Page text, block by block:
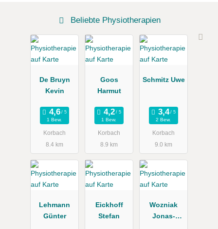
Beliebte Physiotherapien
De Bruyn
Kevin
1 Bew.
Korbach
8.4 km
Goos
Harmut
1 Bew.
Korbach
8.9 km
Schmitz Uwe
2 Bew.
Korbach
9.0 km
Lehmann
Günter
Eickhoff
Stefan
Wozniak
Jonas-